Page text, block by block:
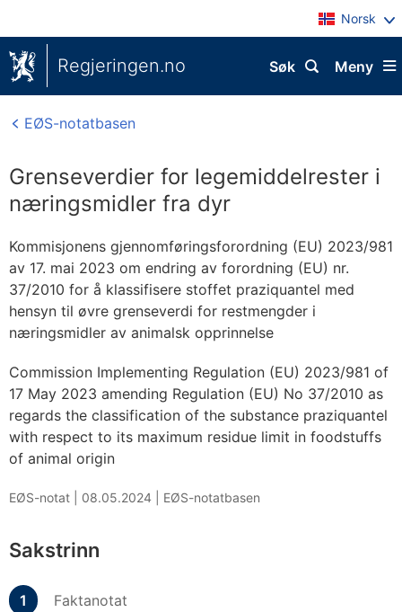
Norsk
Regjeringen.no Meny
Søk
EØS-notatbasen
Grenseverdier for legemiddelrester i
næringsmidler fra dyr
Kommisjonens gjennomføringsforordning (EU) 2023/981
av 17. mai 2023 om endring av forordning (EU) nr.
37/2010 for å klassifisere stoffet praziquantel med
hensyn til øvre grenseverdi for restmengder i
næringsmidler av animalsk opprinnelse
Commission Implementing Regulation (EU) 2023/981 of
17 May 2023 amending Regulation (EU) No 37/2010 as
regards the classification of the substance praziquantel
with respect to its maximum residue limit in foodstuffs
of animal origin
EØS-notat | 08.05.2024 EØS-notatbasen
Sakstrinn
Faktanotat